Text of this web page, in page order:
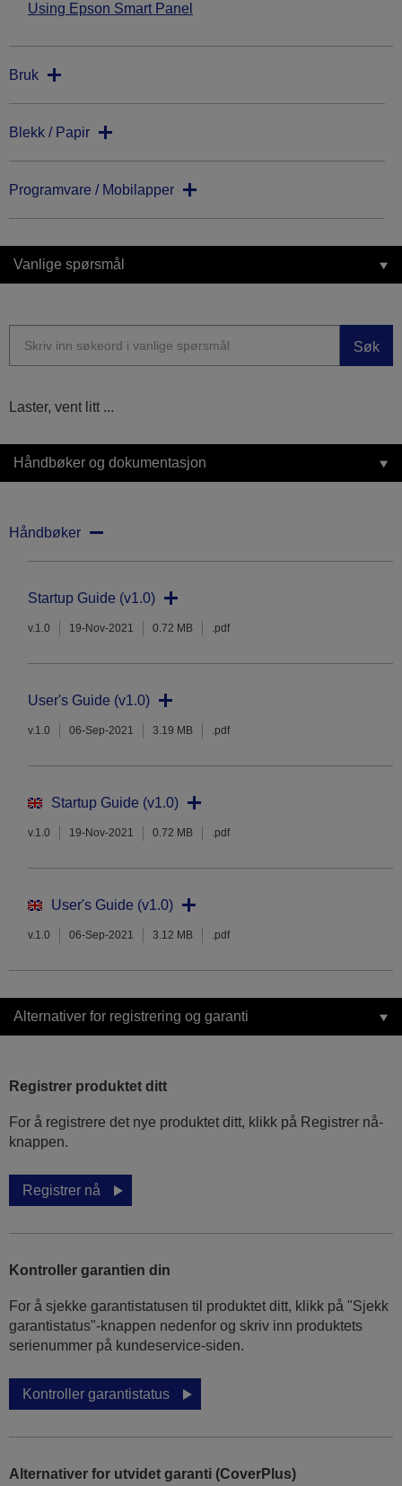
Using Epson Smart Panel
Bruk
Blekk / Papir
Programvare / Mobilapper
Vanlige spørsmål
Søk
Laster, vent litt ...
Håndbøker og dokumentasjon
Håndbøker
Startup Guide (v1.0)
v.1.0 19-Nov-2021 0.72 MB .pdf
User's Guide (v1.0)
v.1.0 06-Sep-2021 3.19 MB .pdf
Startup Guide (v1.0)
v.1.0 19-Nov-2021 0.72 MB .pdf
User's Guide (v1.0)
v.1.0 06-Sep-2021 3.12 MB .pdf
Alternativer for registrering og garanti
Registrer produktet ditt
For å registrere det nye produktet ditt, klikk på Registrer nå-
knappen.
Registrer nå
Kontroller garantien din
For å sjekke garantistatusen til produktet ditt, klikk på "Sjekk
garantistatus"-knappen nedenfor og skriv inn produktets
serienummer på kundeservice-siden.
Kontroller garantistatus
Alternativer for utvidet garanti (CoverPlus)